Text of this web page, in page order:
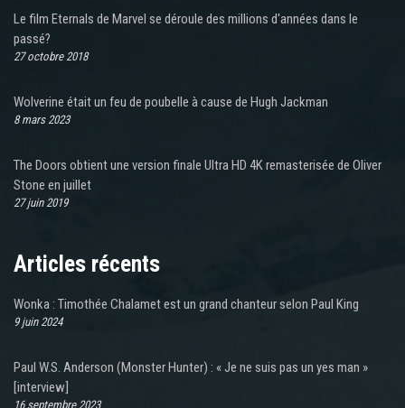
Le film Eternals de Marvel se déroule des millions d'années dans le
passé?
27 octobre 2018
Wolverine était un feu de poubelle à cause de Hugh Jackman
8 mars 2023
The Doors obtient une version finale Ultra HD 4K remasterisée de Oliver
Stone en juillet
27 juin 2019
Articles récents
Wonka : Timothée Chalamet est un grand chanteur selon Paul King
9 juin 2024
Paul W.S. Anderson (Monster Hunter) : « Je ne suis pas un yes man »
[interview]
16 septembre 2023